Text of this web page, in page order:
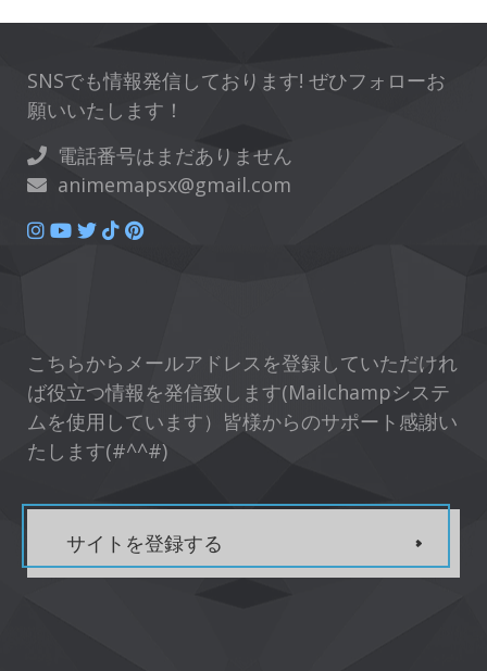
SNSでも情報発信しております! ぜひフォローお
願いいたします！
電話番号はまだありません
animemapsx@gmail.com
こちらからメールアドレスを登録していただけれ
ば役立つ情報を発信致します(Mailchampシステ
ムを使用しています）皆様からのサポート感謝い
たします(#^^#)
サイトを登録する